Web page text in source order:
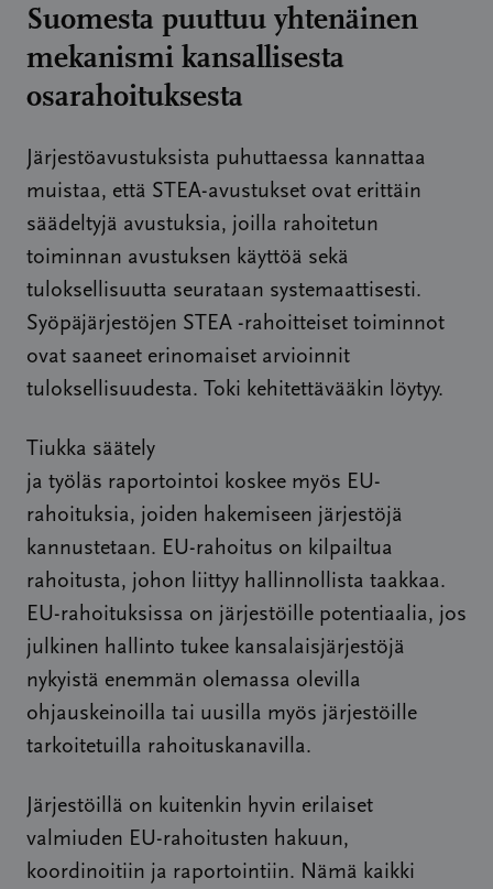
Suomesta puuttuu yhtenäinen
mekanismi kansallisesta
osarahoituksesta
Järjestöavustuksista puhuttaessa kannattaa
muistaa, että STEA-avustukset ovat erittäin
säädeltyjä avustuksia, joilla rahoitetun
toiminnan avustuksen käyttöä sekä
tuloksellisuutta seurataan systemaattisesti.
Syöpäjärjestöjen STEA -rahoitteiset toiminnot
ovat saaneet erinomaiset arvioinnit
tuloksellisuudesta. Toki kehitettävääkin löytyy.
Tiukka säätely
ja työläs raportointoi koskee myös EU-
rahoituksia, joiden hakemiseen järjestöjä
kannustetaan. EU-rahoitus on kilpailtua
rahoitusta, johon liittyy hallinnollista taakkaa.
EU-rahoituksissa on järjestöille potentiaalia, jos
julkinen hallinto tukee kansalaisjärjestöjä
nykyistä enemmän olemassa olevilla
ohjauskeinoilla tai uusilla myös järjestöille
tarkoitetuilla rahoituskanavilla.
Järjestöillä on kuitenkin hyvin erilaiset
valmiuden EU-rahoitusten hakuun,
koordinoitiin ja raportointiin. Nämä kaikki